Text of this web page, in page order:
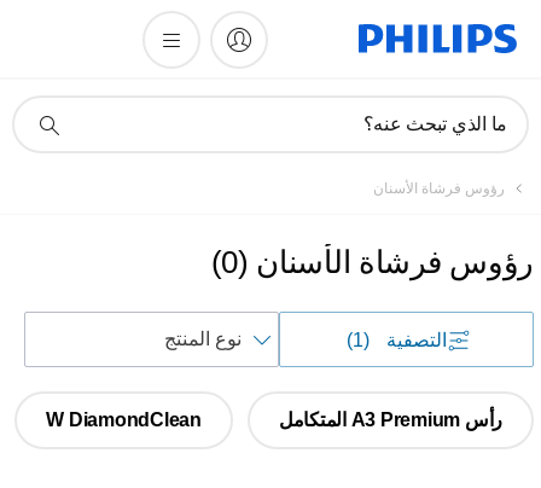
دعم
ما الذي تبحث عنه؟
رؤوس فرشاة الأسنان
رؤوس فرشاة الأسنان (
0
)
التصفية (1)
حسب
رأس A3 Premium المتكامل W DiamondClean